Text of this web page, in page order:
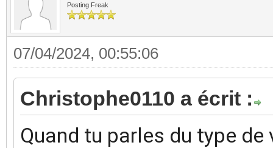
Posting Freak
07/04/2024, 00:55:06
Christophe0110 a écrit :
Quand tu parles du type